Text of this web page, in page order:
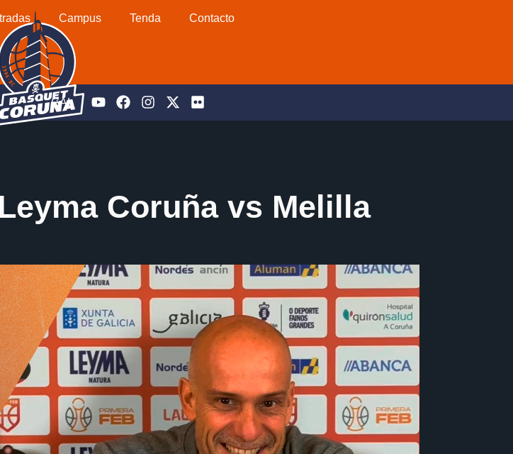
Campus Tenda Contacto
GAL
Coruña vs Melilla